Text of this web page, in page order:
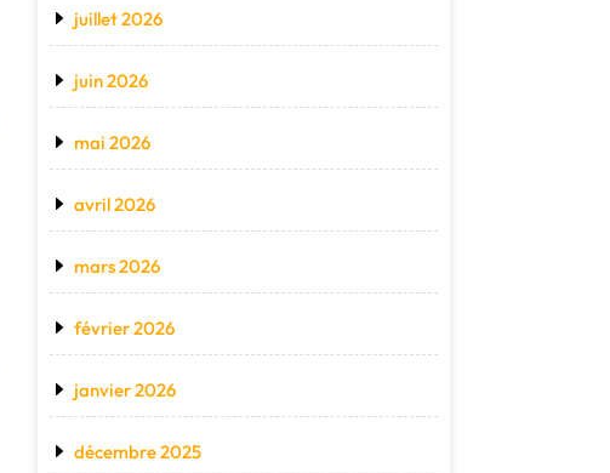
juillet 2026
juin 2026
mai 2026
avril 2026
mars 2026
février 2026
janvier 2026
décembre 2025